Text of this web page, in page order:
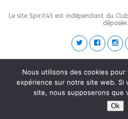
Le site Spirit45 est indépendant du
déposée.
This site is protected by
Nous utilisons des cookies pour
expérience sur notre site web. Si
site, nous supposerons que
Ok